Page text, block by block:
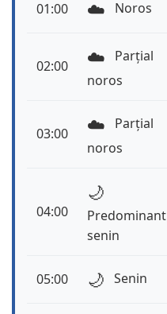
01:00 ☁️ Noros
02:00 ☁️
Parțial
noros
03:00 ☁️
Parțial
noros
04:00
🌙
Predominant
senin
05:00 🌙 Senin